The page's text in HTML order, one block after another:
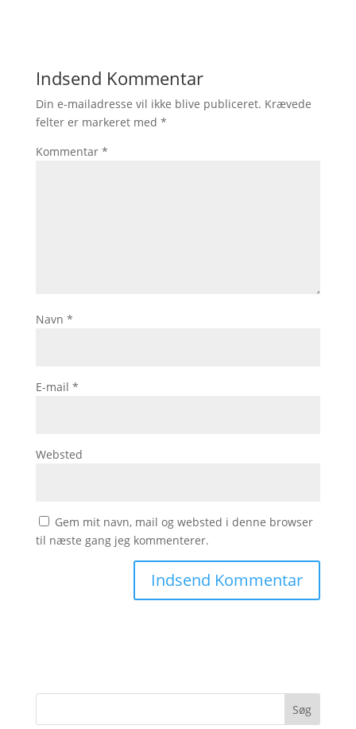
Indsend Kommentar
Din e-mailadresse vil ikke blive publiceret. Krævede
felter er markeret med *
Kommentar *
Navn *
E-mail *
Websted
Gem mit navn, mail og websted i denne browser
til næste gang jeg kommenterer.
Søg